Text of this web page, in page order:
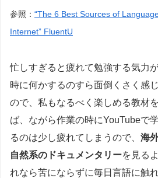
参照： “The 6 Best Sources of
Internet” FluentU
忙しすぎると疲れて勉強する気力
時に何かするのすら面倒くさく感
ので、私もなるべく楽しめる教材
ば、ながら作業の時にYouTubeで
るのは少し疲れてしまうので、 海
自然系のドキュメンタリーを見る
れなら苦にならずに毎日言語に触